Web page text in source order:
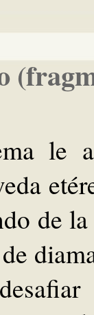
le
de